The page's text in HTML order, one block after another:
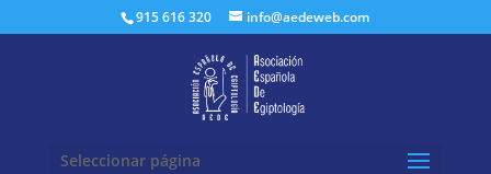
915 616 320 info@aedeweb.com
Seleccionar página